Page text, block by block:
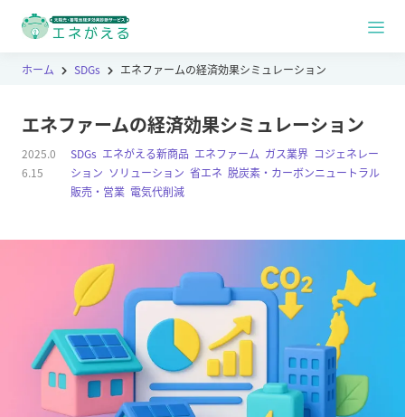
ホーム SDGs エネファームの経済効果シミュレーション
エネファームの経済効果シミュレーション
SDGs エネがえる新商品 エネファーム ガス業界 コジェネレー
ション ソリューション ,省エネ ,脱炭素・カーボンニュートラル
販売・営業 電気代削減
2025.0
6.15